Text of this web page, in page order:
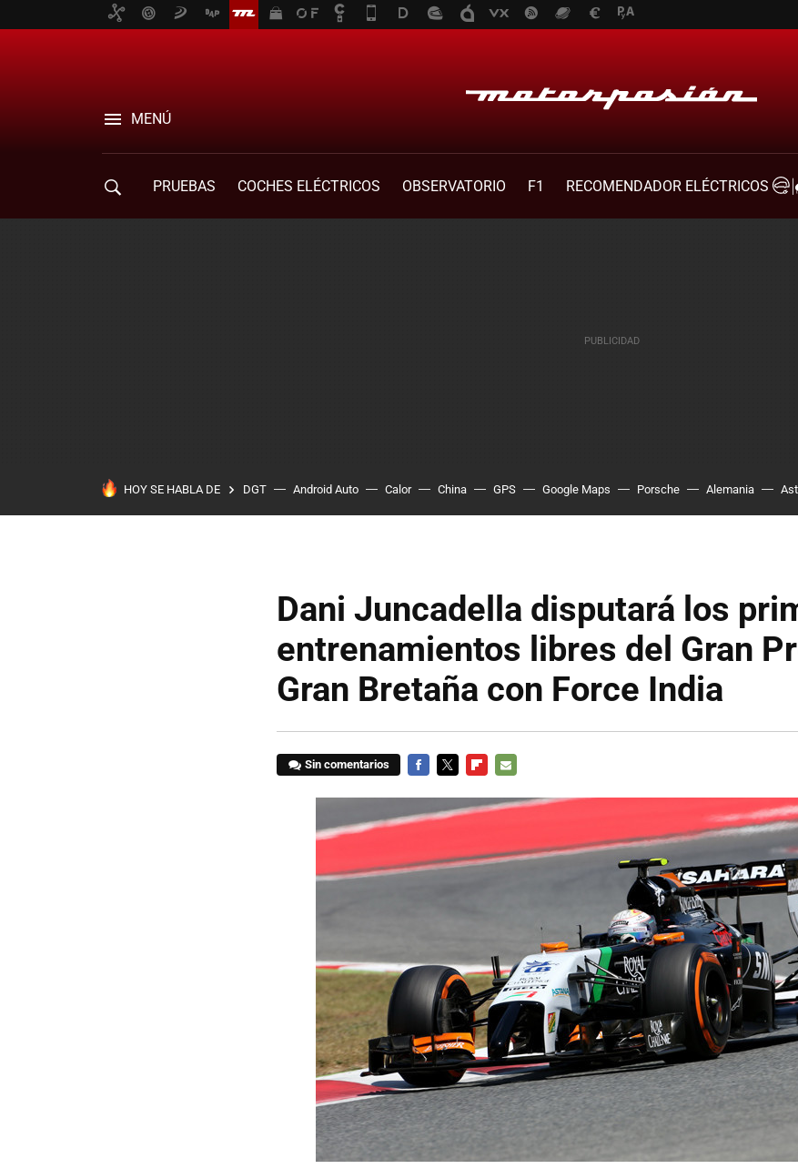
MENÚ
PRUEBAS COCHES ELÉCTRICOS OBSERVATORIO F1
RECOMENDADOR ELÉCTRICOS
HOY SE HABLA DE DGT Android Auto Calor China GPS Google Maps Porsche Alemania
Dani Juncadella disputará los
entrenamientos libres del Gran
Gran Bretaña con Force India
Sin comentarios
MAIL